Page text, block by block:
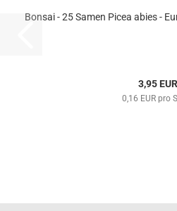
Bonsai - 25 Samen Picea abies -
3,95 EUR
0,16 EUR pro